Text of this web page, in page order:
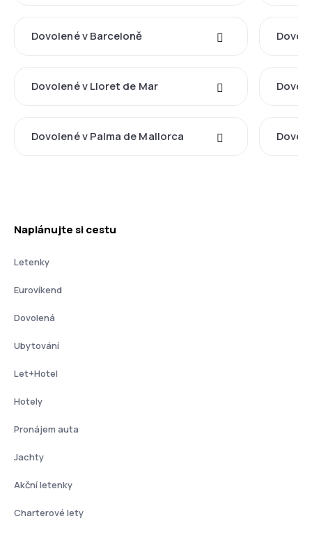
Dovolené v Barceloně
Dovolené v Lloret de Mar
Dovolené v Palma de Mallorca
Naplánujte si cestu
Letenky
Eurovíkend
Dovolená
Ubytování
Let+Hotel
Hotely
Pronájem auta
Jachty
Akční letenky
Charterové lety